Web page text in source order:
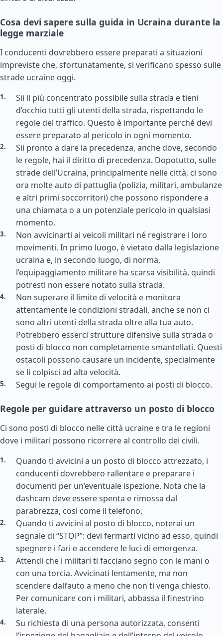
Cosa devi sapere sulla guida in Ucraina durante la
legge marziale
I conducenti dovrebbero essere preparati a situazioni
impreviste che, sfortunatamente, si verificano spesso sulle
strade ucraine oggi.
Sii il più concentrato possibile sulla strada e tieni
d’occhio tutti gli utenti della strada, rispettando le
regole del traffico. Questo è importante perché devi
essere preparato al pericolo in ogni momento.
Sii pronto a dare la precedenza, anche dove, secondo
le regole, hai il diritto di precedenza. Dopotutto, sulle
strade dell’Ucraina, principalmente nelle città, ci sono
ora molte auto di pattuglia (polizia, militari, ambulanze
e altri primi soccorritori) che possono rispondere a
una chiamata o a un potenziale pericolo in qualsiasi
momento.
Non avvicinarti ai veicoli militari né registrare i loro
movimenti. In primo luogo, è vietato dalla legislazione
ucraina e, in secondo luogo, di norma,
l’equipaggiamento militare ha scarsa visibilità, quindi
potresti non essere notato sulla strada.
Non superare il limite di velocità e monitora
attentamente le condizioni stradali, anche se non ci
sono altri utenti della strada oltre alla tua auto.
Potrebbero esserci strutture difensive sulla strada o
posti di blocco non completamente smantellati. Questi
ostacoli possono causare un incidente, specialmente
se li colpisci ad alta velocità.
Segui le regole di comportamento ai posti di blocco.
Regole per guidare attraverso un posto di blocco
Ci sono posti di blocco nelle città ucraine e tra le regioni
dove i militari possono ricorrere al controllo dei civili.
Quando ti avvicini a un posto di blocco attrezzato, i
conducenti dovrebbero rallentare e preparare i
documenti per un’eventuale ispezione. Nota che la
dashcam deve essere spenta e rimossa dal
parabrezza, così come il telefono.
Quando ti avvicini al posto di blocco, noterai un
segnale di “STOP”: devi fermarti vicino ad esso, quindi
spegnere i fari e accendere le luci di emergenza.
Attendi che i militari ti facciano segno con le mani o
con una torcia. Avvicinati lentamente, ma non
scendere dall’auto a meno che non ti venga chiesto.
Per comunicare con i militari, abbassa il finestrino
laterale.
Su richiesta di una persona autorizzata, consenti